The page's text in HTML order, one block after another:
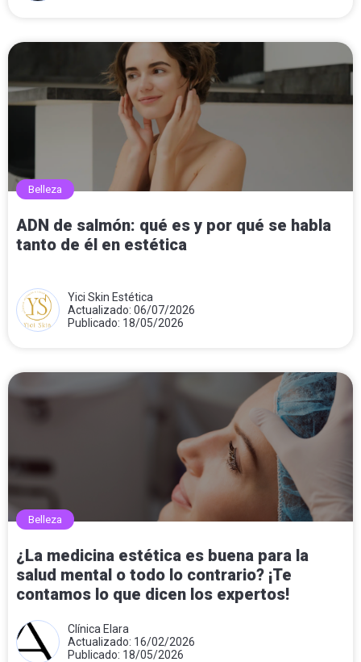
Belleza
ADN de salmón: qué es y por qué se habla
tanto de él en estética
Yici Skin Estética
Actualizado: 06/07/2026
Publicado: 18/05/2026
Belleza
¿La medicina estética es buena para la
salud mental o todo lo contrario? ¡Te
contamos lo que dicen los expertos!
Clínica Elara
Actualizado: 16/02/2026
Publicado: 18/05/2026